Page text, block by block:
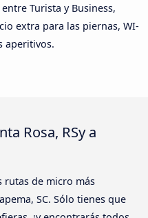
Turista y Business,
extra para las piernas, WI-
aperitivos.
Rosa, RSy a
rutas de micro más
SC. Sólo tienes que